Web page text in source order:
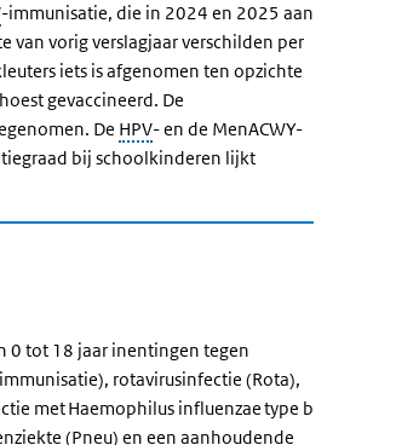
-immunisatie, die in 2024 en 2025 aan
van vorig verslagjaar verschilden per
iets is afgenomen ten opzichte
gevaccineerd. De
De HPV- en de MenACWY-
bij schoolkinderen lijkt
0 tot 18 jaar inentingen tegen
rotavirusinfectie (Rota),
met Haemophilus influenzae type b
(Pneu) en een aanhoudende